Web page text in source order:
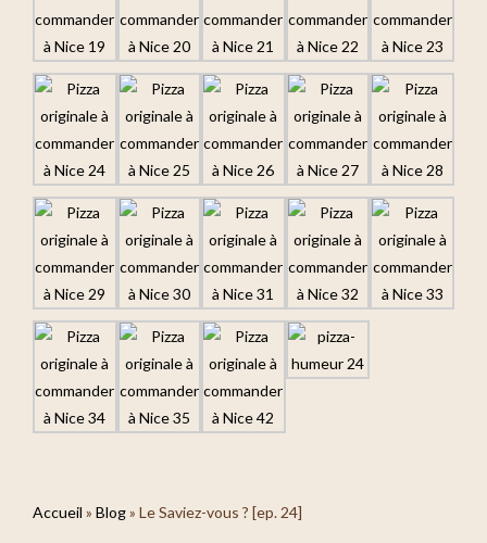
Accueil » Blog» Le Saviez-vous ? [ep. 24]